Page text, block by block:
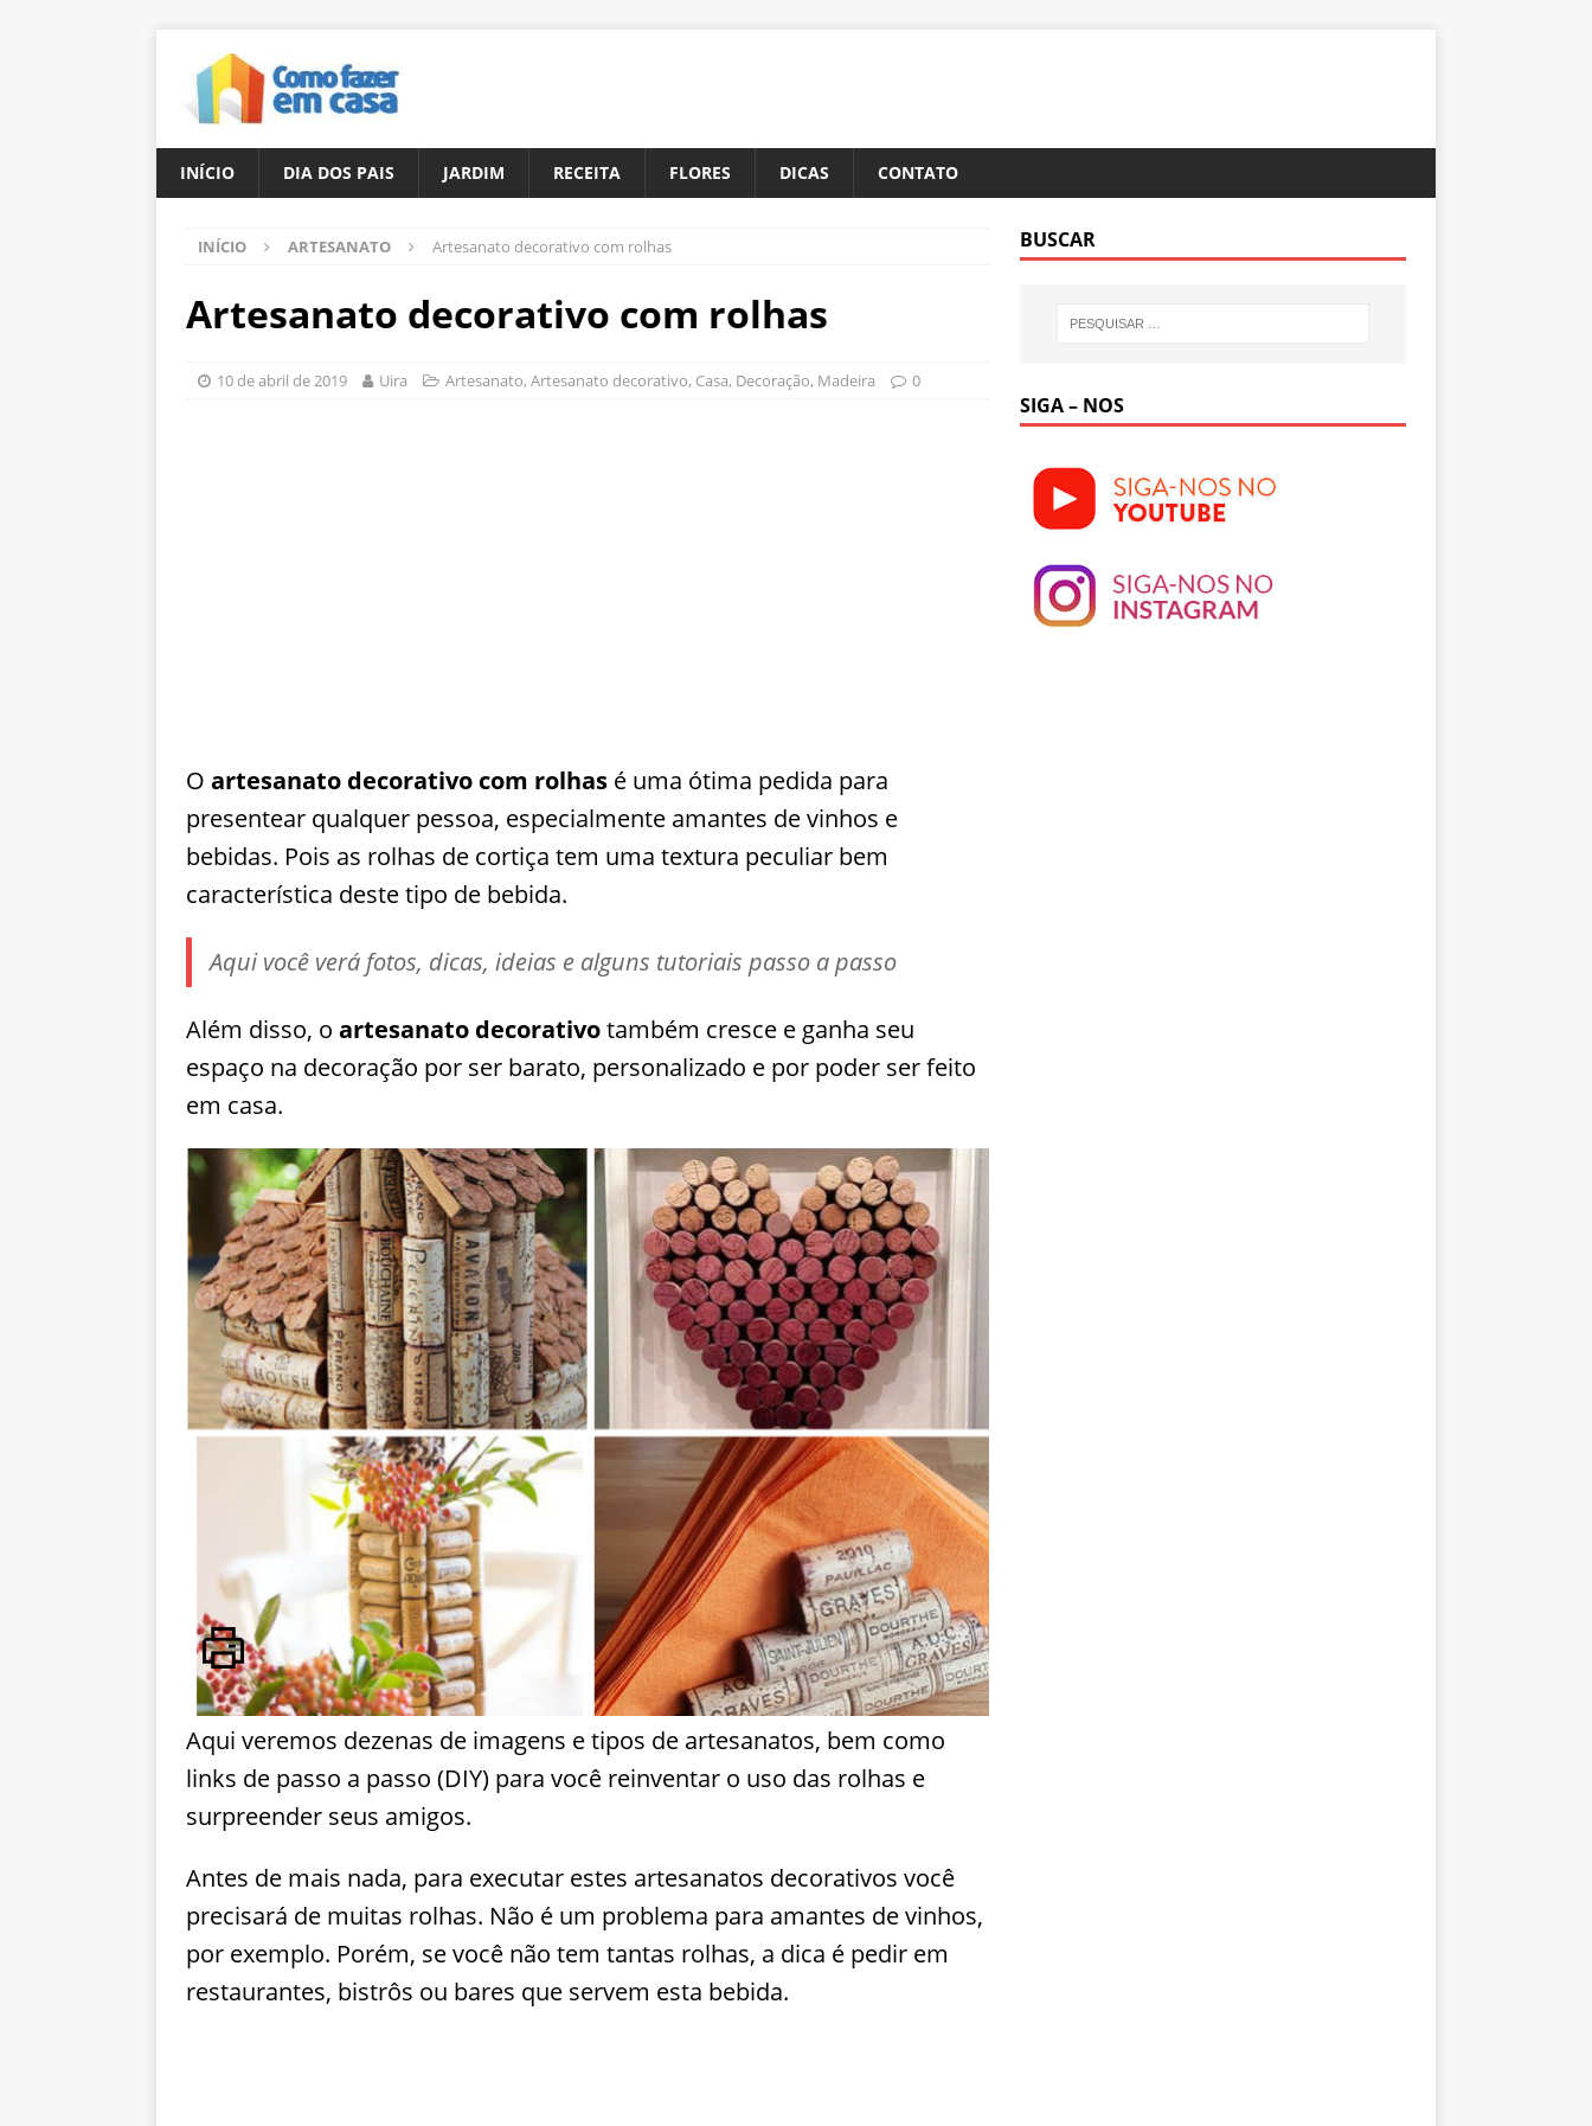
INÍCIO DIA DOS PAIS JARDIM RECEITA FLORES DICAS CONTATO
INÍCIO ARTESANATO Artesanato decorativo com rolhas
Artesanato decorativo com rolhas
10 de abril de 2019 Uira Artesanato, Artesanato decorativo, Casa, Decoração, Madeira 0
O artesanato decorativo com rolhas é uma ótima pedida para
presentear qualquer pessoa, especialmente amantes de vinhos e
bebidas. Pois as rolhas de cortiça tem uma textura peculiar bem
característica deste tipo de bebida.
Aqui você verá fotos, dicas, ideias e alguns tutoriais passo a passo
Além disso, o artesanato decorativotambém cresce e ganha seu
espaço na decoração por ser barato, personalizado e por poder ser feito
em casa.
Aqui veremos dezenas de imagens e tipos de artesanatos, bem como
links de passo a passo (DIY) para você reinventar o uso das rolhas e
surpreender seus amigos.
Antes de mais nada, para executar estes artesanatos decorativos você
precisará de muitas rolhas. Não é um problema para amantes de vinhos,
por exemplo. Porém, se você não tem tantas rolhas, a dica é pedir em
restaurantes, bistrôs ou bares que servem esta bebida.
BUSCAR
SIGA – NOS